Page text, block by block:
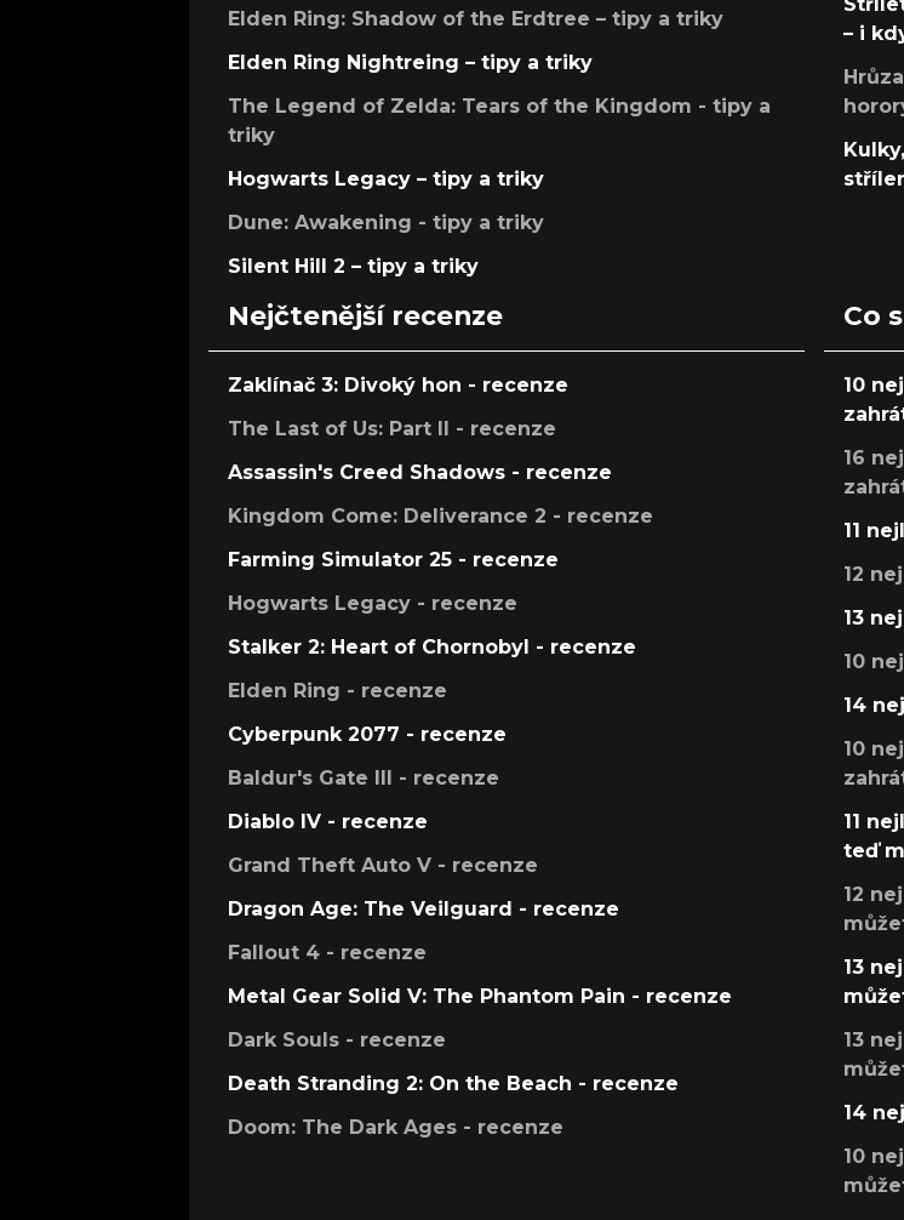
Elden Ring: Shadow of the Erdtree – tipy a triky
Elden Ring Nightreing – tipy a triky
The Legend of Zelda: Tears of the Kingdom - tipy a
triky
Hogwarts Legacy – tipy a triky
Dune: Awakening - tipy a triky
Silent Hill 2 – tipy a triky
– i
Nejčtenější recenze
Zaklínač 3: Divoký hon - recenze
The Last of Us: Part II - recenze
Assassin's Creed Shadows - recenze
Kingdom Come: Deliverance 2 - recenze
Farming Simulator 25 - recenze
Hogwarts Legacy - recenze
Stalker 2: Heart of Chornobyl - recenze
Elden Ring - recenze
Cyberpunk 2077 - recenze
Baldur's Gate III - recenze
Diablo IV - recenze
Grand Theft Auto V - recenze
Dragon Age: The Veilguard - recenze
Fallout 4 - recenze
Metal Gear Solid V: The Phantom Pain - recenze
Dark Souls - recenze
Death Stranding 2: On the Beach - recenze
Doom: The Dark Ages - recenze
Co
10
16
11
12
13
10
14
10
11
teď
12
13
13
14
10